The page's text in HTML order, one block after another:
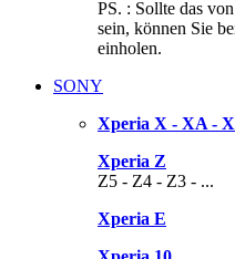
PS. : Sollte das
sein, können Sie
einholen.
SONY
Xperia X - XA -
Xperia Z
Z5 - Z4 - Z3 - ...
Xperia E